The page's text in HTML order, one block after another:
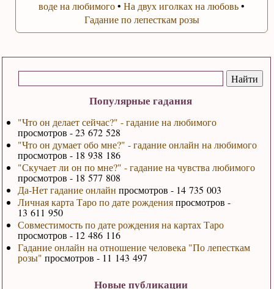
Популярные гадания
"Что он делает сейчас?" - гадание на любимого
просмотров - 23 672 528
"Что он думает обо мне?" - гадание онлайн на любимого
просмотров - 18 938 186
"Скучает ли он по мне?" - гадание на чувства любимого
просмотров - 18 577 808
Да-Нет гадание онлайн просмотров - 14 735 003
Личная карта Таро по дате рожденияпросмотров -
13 611 950
Совместимость по дате рождения на картах Таро
просмотров - 12 486 116
Гадание онлайн на отношение человека "По лепесткам
розы" просмотров - 11 143 497
Новые публикации
воде на любимого•На двух иголках на любовь•
Гадание по лепесткам розы